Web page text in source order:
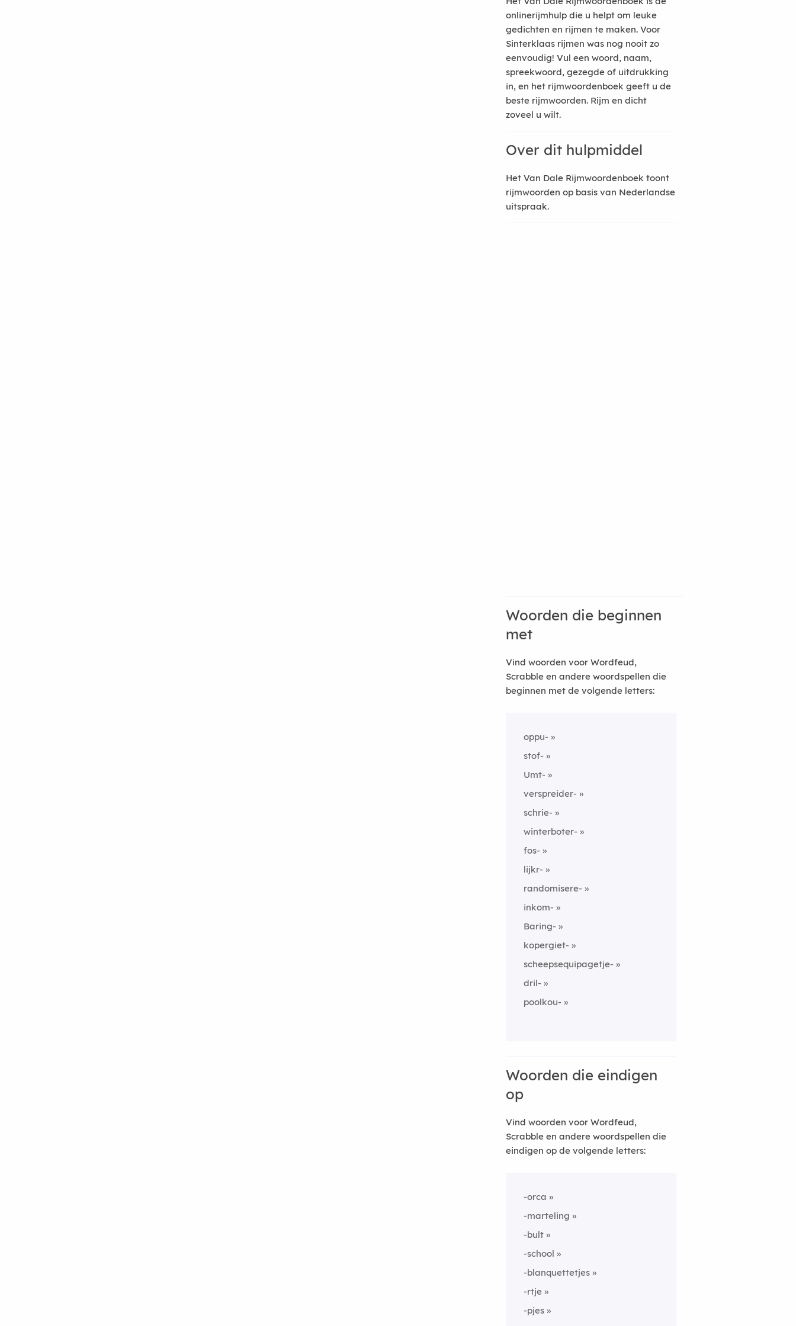
onlinerijmhulp die u helpt om leuke
gedichten en rijmen te maken. Voor
Sinterklaas rijmen was nog nooit zo
eenvoudig! Vul een woord, naam,
spreekwoord, gezegde of uitdrukking
in, en het rijmwoordenboek geeft u de
beste rijmwoorden. Rijm en dicht
zoveel u wilt.
Over dit hulpmiddel
Het Van Dale Rijmwoordenboek toont
rijmwoorden op basis van Nederlandse
uitspraak.
Woorden die beginnen
met
Vind woorden voor Wordfeud,
Scrabble en andere woordspellen die
beginnen met de volgende letters:
oppu-
stof-
Umt-
verspreider-
schrie-
winterboter-
fos-
lijkr-
randomisere-
inkom-
Baring-
kopergiet-
scheepsequipagetje-
dril-
poolkou-
Woorden die eindigen
op
Vind woorden voor Wordfeud,
Scrabble en andere woordspellen die
eindigen op de volgende letters:
-orca
-marteling
-bult
-school
-blanquettetjes
-rtje
-pjes